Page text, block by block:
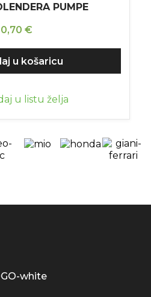
PUMPE
0,70 €
u košaricu
u listu želja